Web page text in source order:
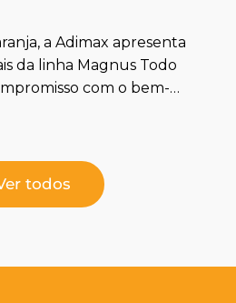
a Adimax apresenta
da linha Magnus Todo
com o bem-
todos